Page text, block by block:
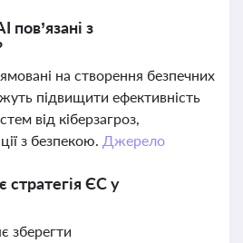
пов’язані з
на створення безпечних
підвищити ефективність
від кіберзагроз,
з безпекою. Джерело
стратегія ЄС у
зберегти